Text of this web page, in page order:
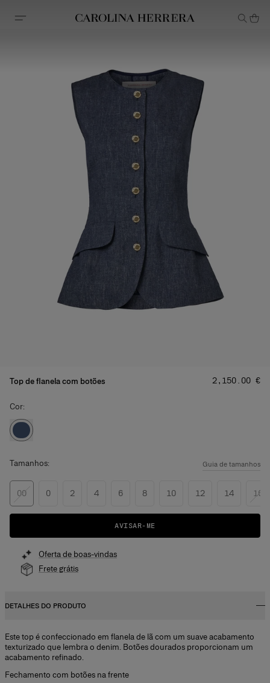
Declaração de acessibilidade
Top de flanela com botões Preço:
‌2,150.00 €
Cor:
Tamanhos: Guia de tamanhos
00 0 2 4 6 8 10 12 14 16
AVISAR-ME
Oferta de boas-vindas
Frete grátis
DETALHES DO PRODUTO
Este top é confeccionado em flanela de lã com um suave acabamento
texturizado que lembra o denim. Botões dourados proporcionam um
acabamento refinado.
Fechamento com botões na frente